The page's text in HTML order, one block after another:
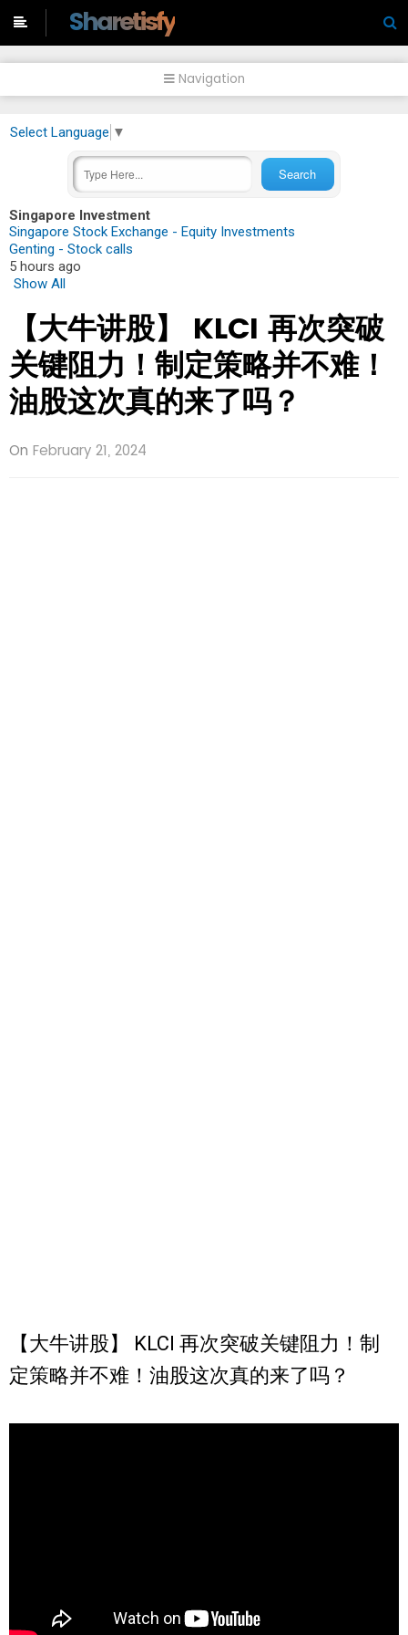
Sharetisfy
Navigation
Select Language ▼
Singapore Investment
Singapore Stock Exchange - Equity Investments
Genting - Stock calls
5 hours ago
Show All
【大牛讲股】 KLCI 再次突破
关键阻力！制定策略并不难！
油股这次真的来了吗？
On February 21, 2024
【大牛讲股】 KLCI 再次突破关键阻力！制
定策略并不难！油股这次真的来了吗？